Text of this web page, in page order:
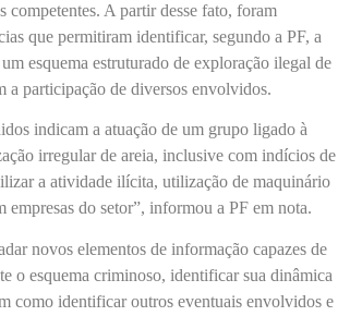
competentes. A partir desse fato, foram
que permitiram identificar, segundo a PF, a
esquema estruturado de exploração ilegal de
a participação de diversos envolvidos.
indicam a atuação de um grupo ligado à
irregular de areia, inclusive com indícios de
a atividade ilícita, utilização de maquinário
empresas do setor”, informou a PF em nota.
novos elementos de informação capazes de
o esquema criminoso, identificar sua dinâmica
como identificar outros eventuais envolvidos e